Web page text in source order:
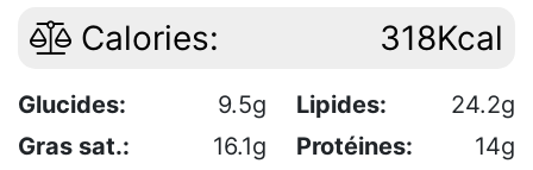
Calories: 318Kcal
Glucides: 9.5g Lipides:
24.2g
Gras sat.:
16.1g Protéines:
14g